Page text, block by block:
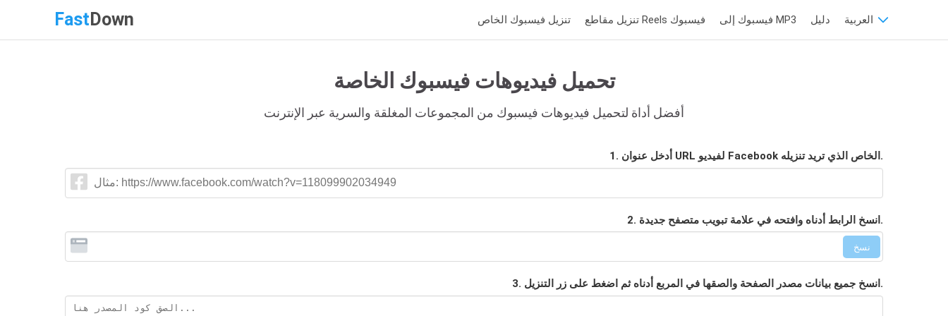
Fast Down تنزيل فيسبوك الخاص تنزيل مقاطع Reels فيسبوك فيسبوك إلى MP3 دليل
تحميل فيديوهات فيسبوك الخاصة
أفضل أداة لتحميل فيديوهات فيسبوك من المجموعات المغلقة والسرية عبر الإنترنت
1. أدخل عنوان URL لفيديو Facebook الخاص الذي تريد تنزيله.
2. انسخ الرابط أدناه وافتحه في علامة تبويب متصفح جديدة.
نسخ
3. انسخ جميع بيانات مصدر الصفحة والصقها في المربع أدناه ثم اضغط على زر التنزيل.